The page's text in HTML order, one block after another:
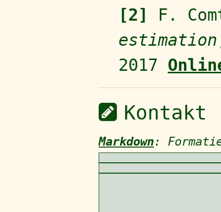
[2]
F.
estimation
2017
Kontakt
Markdown: